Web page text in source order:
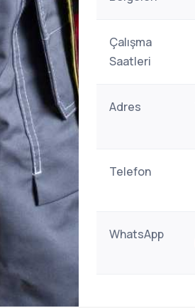
Çalışma
Saatleri
Adres
Telefon
WhatsApp